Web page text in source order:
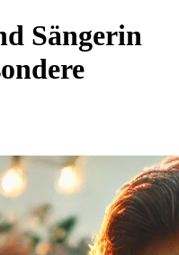
Sängerin